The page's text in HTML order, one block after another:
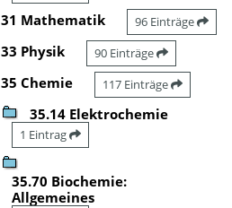
31 Mathematik 96 Einträge
33 Physik 90 Einträge
35 Chemie 117 Einträge
35.14 Elektrochemie
1 Eintrag
35.70 Biochemie:
Allgemeines